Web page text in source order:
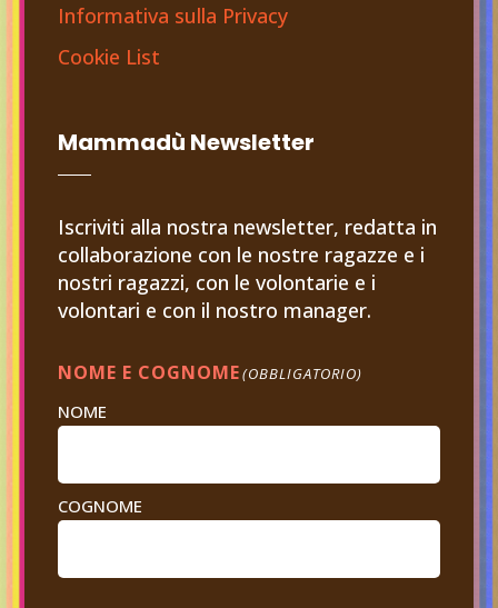
Informativa sulla Privacy
Cookie List
Mammadù Newsletter
Iscriviti alla nostra newsletter, redatta in
collaborazione con le nostre ragazze e i
nostri ragazzi, con le volontarie e i
volontari e con il nostro manager.
NOME E COGNOME(OBBLIGATORIO)
NOME
COGNOME